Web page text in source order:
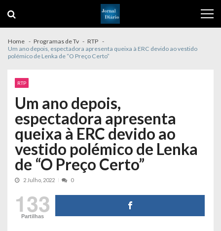
navigation
content
Home Programas de Tv
RTP
Um ano depois, espectadora apresenta queixa à ERC devido ao vestido
polémico de Lenka de “O Preço Certo”
RTP
Um ano depois,
espectadora apresenta
queixa à ERC devido ao
vestido polémico de Lenka
de “O Preço Certo”
2 Julho, 2022 0
133
Partilhas